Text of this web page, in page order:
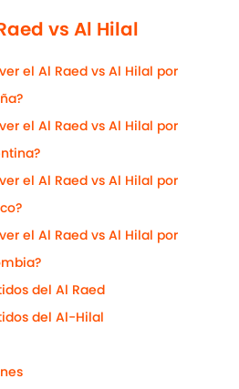
vs Al Hilal
el Al Raed vs Al Hilal por
el Al Raed vs Al Hilal por
el Al Raed vs Al Hilal por
el Al Raed vs Al Hilal por
del Al Raed
del Al-Hilal